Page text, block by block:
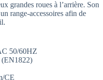
grandes roues à l’arrière. Son
range-accessoires afin de
50/60HZ
(EN1822)
CE